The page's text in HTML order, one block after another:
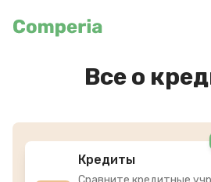
Все о
Кредиты